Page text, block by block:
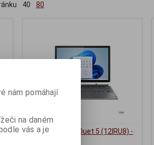
40 80
-
Lenovo IdeaPad Duet 5 (12IRU8) -
nám pomáhají
na daném
vás a je